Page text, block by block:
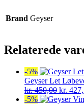
Brand Geyser
Relaterede
-5%
Geyser Let
kr.450,00 Den
kr.
-5%